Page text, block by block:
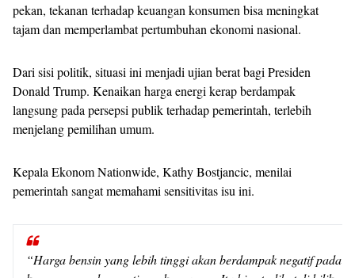
pekan, tekanan terhadap keuangan konsumen bisa meningkat
tajam dan memperlambat pertumbuhan ekonomi nasional.
Dari sisi politik, situasi ini menjadi ujian berat bagi Presiden
Donald Trump. Kenaikan harga energi kerap berdampak
langsung pada persepsi publik terhadap pemerintah, terlebih
menjelang pemilihan umum.
Kepala Ekonom Nationwide, Kathy Bostjancic, menilai
pemerintah sangat memahami sensitivitas isu ini.
“Harga bensin yang lebih tinggi akan berdampak negatif pada